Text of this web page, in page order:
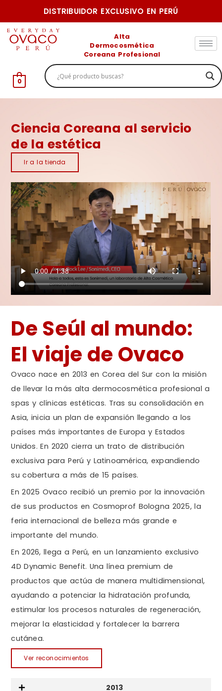
DISTRIBUIDOR EXCLUSIVO EN PERÚ
al
contenido
Alta
Dermocosmética
Coreana Profesional
0
Ciencia Coreana al servicio
de la estética
Ir a la tienda
De Seúl al mundo:
El viaje de Ovaco
Ovaco nace en 2013 en Corea del Sur con la misión
de llevar la más alta dermocosmética profesional a
spas y clínicas estéticas. Tras su consolidación en
Asia, inicia un plan de expansión llegando a los
países más importantes de Europa y Estados
Unidos. En 2020 cierra un trato de distribución
exclusiva para Perú y Latinoamérica, expandiendo
su cobertura a más de 15 países.
En 2025 Ovaco recibió un premio por la innovación
de sus productos en Cosmoprof Bologna 2025, la
feria internacional de belleza más grande e
importante del mundo.
En 2026, llega a Perú, en un lanzamiento exclusivo
4D Dynamic Benefit. Una línea premium de
productos que actúa de manera multidimensional,
ayudando a potenciar la hidratación profunda,
estimular los procesos naturales de regeneración,
mejorar la elasticidad y fortalecer la barrera
cutánea.
Ver reconocimientos
2013